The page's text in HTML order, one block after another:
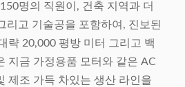
명의 직원이, 건축 지역과 더
리고 기술공을 포함하여, 진보된
략 20,000 평방 미터 그리고 백
지금 가정용품 모터와 같은 AC
제조 가득 차있는 생산 라인을